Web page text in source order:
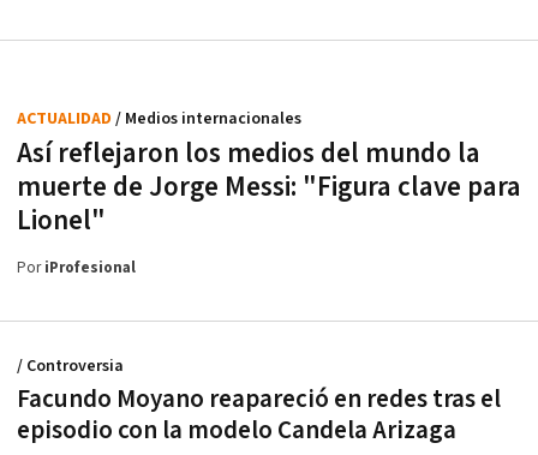
Así reflejaron los medios del mundo la
muerte de Jorge Messi: "Figura clave para
Lionel"
ACTUALIDAD / Medios internacionales
PoriProfesional
Facundo Moyano reapareció en redes tras el
episodio con la modelo Candela Arizaga
/ Controversia